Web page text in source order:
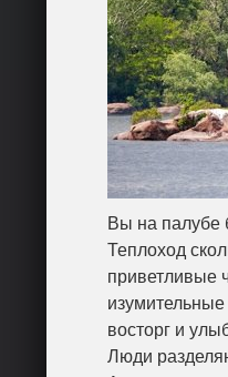
Вы на палубе
Теплоход
приветливые
восторг и
Люди